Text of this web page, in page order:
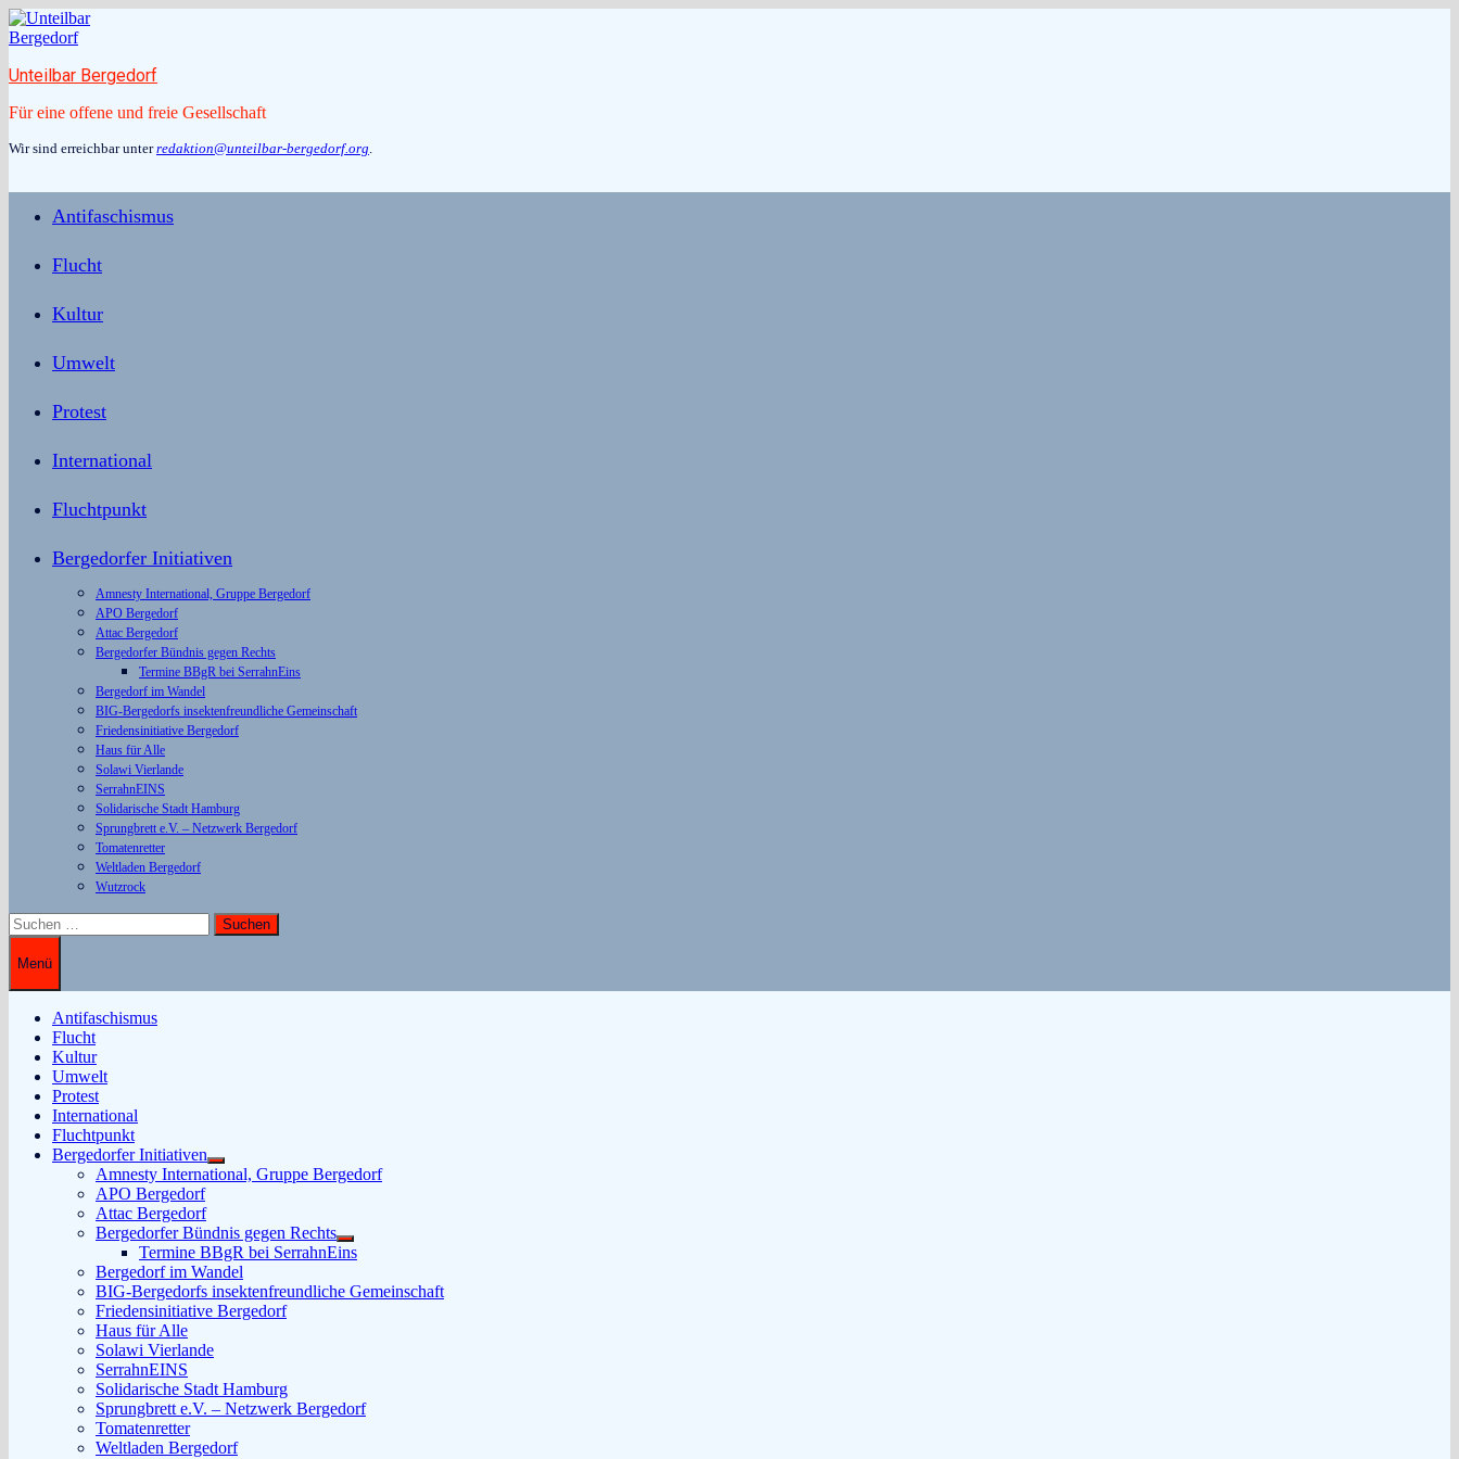
Zum
Inhalt
Unteilbar Bergedorf
Für eine offene und freie Gesellschaft
Wir sind erreichbar unterredaktion@unteilbar-bergedorf.org.
Antifaschismus
Flucht
Kultur
Umwelt
Protest
International
Fluchtpunkt
Bergedorfer Initiativen
Amnesty International, Gruppe Bergedorf
APO Bergedorf
Attac Bergedorf
Bergedorfer Bündnis gegen Rechts
Termine BBgR bei SerrahnEins
Bergedorf im Wandel
BIG-Bergedorfs insektenfreundliche Gemeinschaft
Friedensinitiative Bergedorf
Haus für Alle
Solawi Vierlande
SerrahnEINS
Solidarische Stadt Hamburg
Sprungbrett e.V. – Netzwerk Bergedorf
Tomatenretter
Weltladen Bergedorf
Wutzrock
Suchen
nach:
Menü
Antifaschismus
Flucht
Kultur
Umwelt
Protest
International
Fluchtpunkt
Bergedorfer Initiativen
Untermenü
anzeigen
Amnesty International, Gruppe Bergedorf
APO Bergedorf
Attac Bergedorf
Bergedorfer Bündnis gegen Rechts
Untermenü
anzeigen
Termine BBgR bei SerrahnEins
Bergedorf im Wandel
BIG-Bergedorfs insektenfreundliche Gemeinschaft
Friedensinitiative Bergedorf
Haus für Alle
Solawi Vierlande
SerrahnEINS
Solidarische Stadt Hamburg
Sprungbrett e.V. – Netzwerk Bergedorf
Tomatenretter
Weltladen Bergedorf